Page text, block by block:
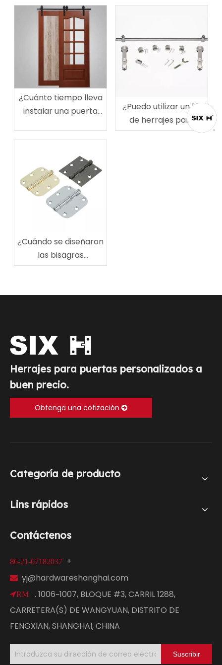
¿Cuánto tiempo lleva
instalar una puerta
¿Puedo utilizar un kit
de herrajes para
puertas de granero
¿Cuándo se diseñaron
las bisagras
articuladas?
Herrajes para puertas personalizados a
buen precio.
Obtenga una cotización
Categoría de producto
Lins rápidos
Contáctenos
86-21-67182037 +
 yj@hardwareshanghai.com
RM
. 1006~1007, BLOQUE #3, CARRIL 1288,
CARRETERA(S) DE WANGYUAN, DISTRITO DE
FENGXIAN, SHANGHAI, CHINA
Suscribir